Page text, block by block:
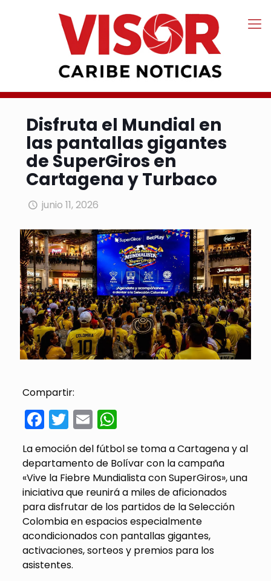
Disfruta el Mundial en
las pantallas gigantes
de SuperGiros en
Cartagena y Turbaco
junio 11, 2026
Compartir:
Facebook
Twitter
EmailWhatsApp
La emoción del fútbol se toma a Cartagenay al
departamento de Bolívarcon la campaña
«Vive la Fiebre Mundialista con SuperGiros», una
iniciativa que reunirá a miles de aficionados
para disfrutar de los partidos de la Selección
Colombia en espacios especialmente
acondicionados con pantallas gigantes,
activaciones, sorteos y premios para los
asistentes.